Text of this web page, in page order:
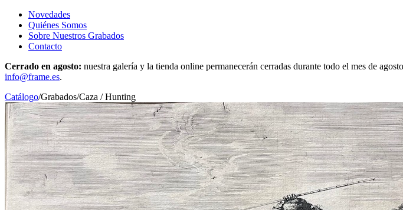
Novedades
Quiénes Somos
Sobre Nuestros Grabados
Contacto
Cerrado en agosto: nuestra galería y la tienda online permanecerán cerradas durante todo el mes de
info@frame.es.
Catálogo/Grabados/Caza / Hunting